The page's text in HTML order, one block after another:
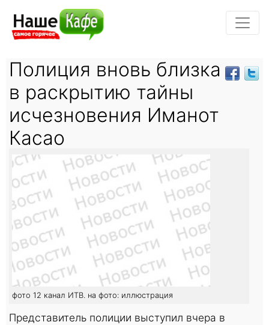
Полиция вновь близка
в раскрытию тайны
исчезновения Иманот
Касао
фото 12 канал ИТВ. на фото: иллюстрация
Представитель полиции выступил вчера в